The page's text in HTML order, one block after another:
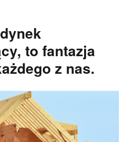
to fantazja
z nas.